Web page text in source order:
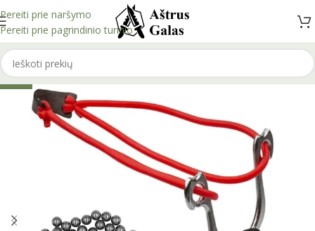
Pereiti prie naršymo
Pereiti prie pagrindinio turinio